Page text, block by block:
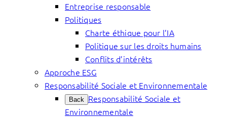
Entreprise responsable
Politiques
Charte éthique pour l’IA
Politique sur les droits humains
Conflits d’intérêts
Approche ESG
Responsabilité Sociale et Environnementale
Back Responsabilité Sociale et
Environnementale